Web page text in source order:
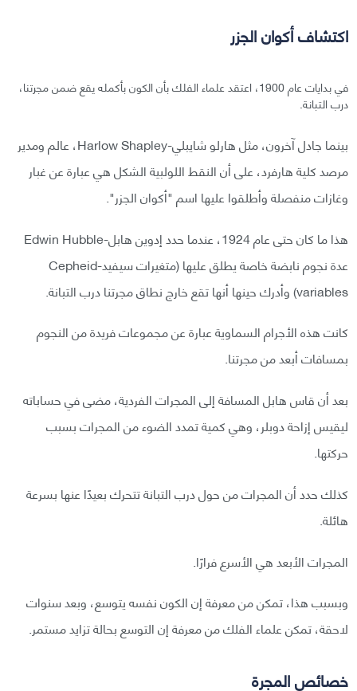
اكتشاف أكوان الجزر
في بدايات عام 1900، اعتقد علماء الفلك بأن الكون بأكمله يقع ضمن مجرتنا،
درب التبانة.
بينما جادل آخرون، مثل هارلو شايبلي-Harlow Shapley، عالم ومدير
مرصد كلية هارفرد، على أن النقط اللولبية الشكل هي عبارة عن غبار
وغازات منفصلة وأطلقوا عليها اسم "أكوان الجزر".
هذا ما كان حتى عام 1924، عندما حدد إدوين هابل-Edwin Hubble
عدة نجوم نابضة خاصة يطلق عليها (متغيرات سيفيد-Cepheid
variables) وأدرك حينها أنها تقع خارج نطاق مجرتنا درب التبانة.
كانت هذه الأجرام السماوية عبارة عن مجموعات فريدة من النجوم
بمسافات أبعد من مجرتنا.
بعد أن قاس هابل المسافة إلى المجرات الفردية، مضى في حساباته
ليقيس إزاحة دوبلر، وهي كمية تمدد الضوء من المجرات بسبب
حركتها.
كذلك حدد أن المجرات من حول درب التبانة تتحرك بعيدًا عنها بسرعة
هائلة.
المجرات الأبعد هي الأسرع فرارًا.
وبسبب هذا، تمكن من معرفة إن الكون نفسه يتوسع، وبعد سنوات
لاحقة، تمكن علماء الفلك من معرفة إن التوسع بحالة تزايد مستمر.
خصائص المجرة